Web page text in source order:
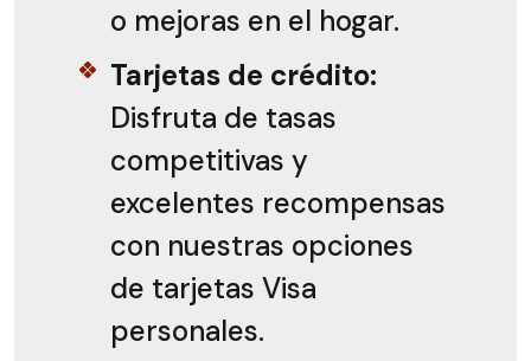
o mejoras en el hogar.
Tarjetas de crédito:
Disfruta de tasas
competitivas y
excelentes recompensas
con nuestras opciones
de tarjetas Visa
personales.